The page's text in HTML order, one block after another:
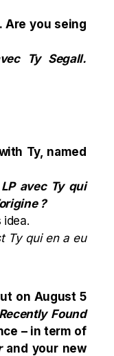
Are you seing
Ty Segall.
Ty, named
avec Ty qui
?
idea.
Ty qui en a eu
on August 5
Found
– in term of
and your new